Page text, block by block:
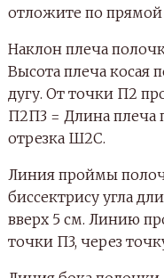
отложите по прямой
Наклон плеча
Высота плеча косая
дугу. От точки П2
П2П3 = Длина плеча
отрезка Ш2С.
Линия проймы
биссектрису угла
вверх 5 см. Линию
точки П3, через